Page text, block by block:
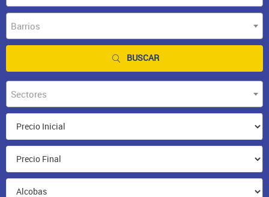
Barrios
BUSCAR
Sectores